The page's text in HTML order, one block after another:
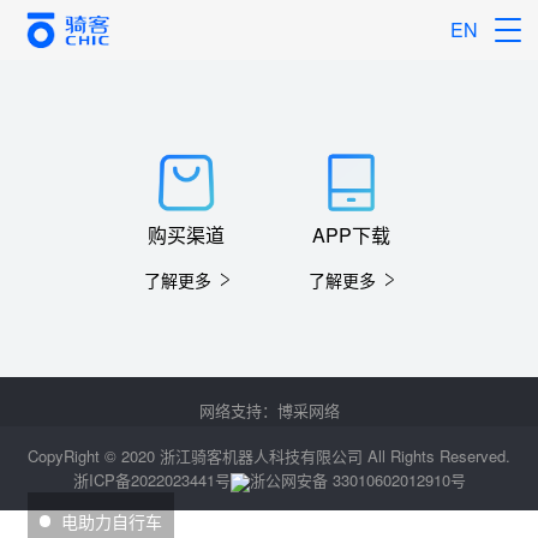
EN
电助力自行车
购买渠道
了解更多
APP下载
了解更多
网络支持： 博采网络
CopyRight © 2020 浙江骑客机器人科技有限公司 All Rights Reserved.
浙ICP备2022023441号
浙公网安备 33010602012910号